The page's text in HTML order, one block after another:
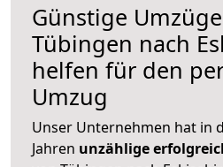
Günstige
Tübingen nach
helfen für den
Umzug
Unser Unternehmen hat in
Jahren unzählige